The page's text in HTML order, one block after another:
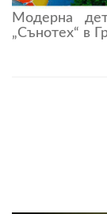
Модерна
„Сънотех“ в